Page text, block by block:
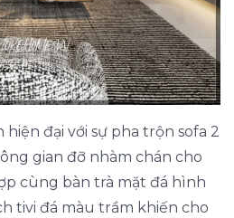
đại với sự pha trộn sofa 2
gian đỡ nhàm chán cho
cùng bàn trà mặt đá hình
tivi đá màu trầm khiến cho